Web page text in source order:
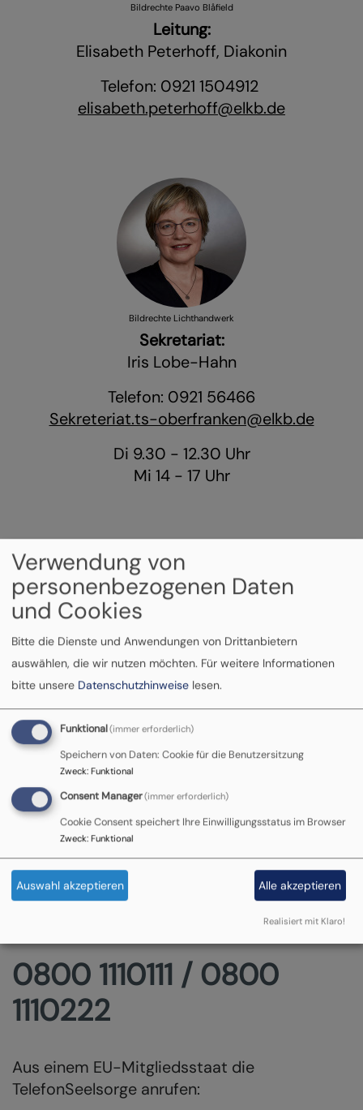
Bildrechte Paavo Blåfield
Leitung:
Elisabeth Peterhoff, Diakonin
Telefon: 0921 1504912
elisabeth.peterhoff@elkb.de
Bildrechte Lichthandwerk
Sekretariat:
Iris Lobe-Hahn
Telefon: 0921 56466
Sekreteriat.ts-oberfranken@elkb.de
Di 9.30 - 12.30 Uhr
Mi 14 - 17 Uhr
Tag und Nacht erreichbar 0800
1110111 / 0800 1110222
Tag und Nacht erreichbar
Kontakt für
Hilfesuchende:
0800 1110111 / 0800
1110222
Aus einem EU-Mitgliedsstaat die
TelefonSeelsorge anrufen:
Verwendung von
personenbezogenen Daten
und Cookies
Bitte die Dienste und Anwendungen von Drittanbietern
auswählen, die wir nutzen möchten. Für weitere Informationen
bitte unsere Datenschutzhinweise lesen.
Funktional(immer erforderlich)
Speichern von Daten: Cookie für die Benutzersitzung
Zweck: Funktional
Consent Manager(immer erforderlich)
Cookie Consent speichert Ihre Einwilligungsstatus im Browser
Zweck: Funktional
Auswahl akzeptieren Alle akzeptieren
Realisiert mit Klaro!